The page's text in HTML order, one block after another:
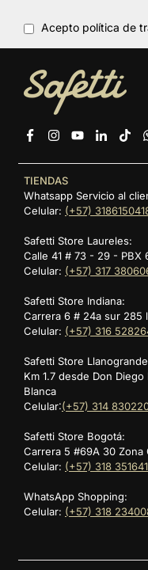
Acepto política de
FacebookInstagram
YouTubeLinkedin
TIENDAS
Whatsapp Servicio al
Celular: (+57)
Safetti Store Laureles:
Calle 41 # 73 - 29 - PBX
Celular: (+57) 317
Safetti Store Indiana:
Carrera 6 # 24a sur 285
Celular: (+57) 316
Safetti Store
Km 1.7 desde Don
Blanca
Celular:(+57) 314
Safetti Store Bogotá:
Carrera 5 #69A 30 Zona
Celular: (+57) 318
WhatsApp Shopping:
Celular: (+57) 318